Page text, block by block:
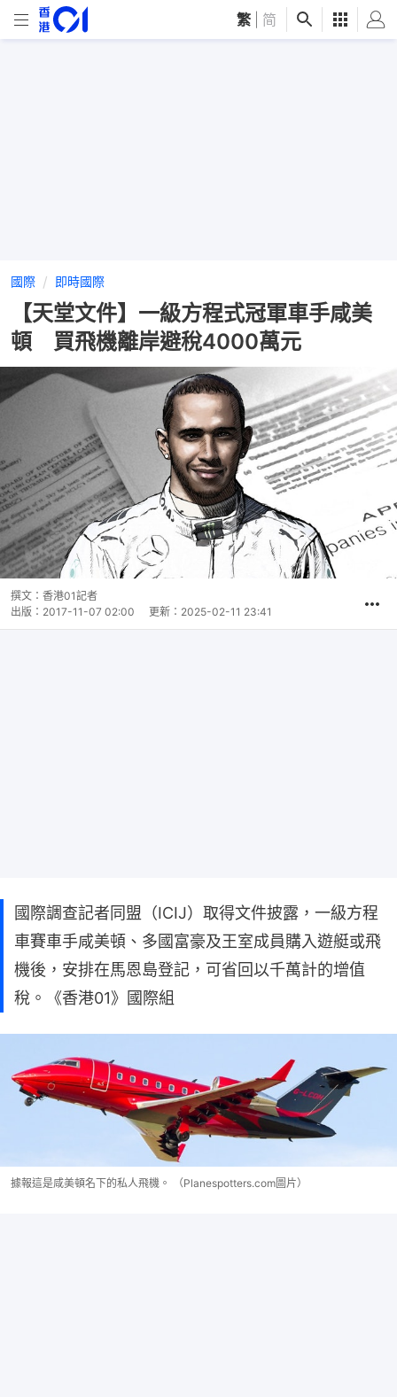
繁 简
國際 即時國際
【天堂文件】一級方程式冠軍車手咸美
頓 買飛機離岸避稅4000萬元
撰文： 香港01記者
出版： 2017-11-07 02:00 更新： 2025-02-11 23:41
國際調查記者同盟（ICIJ）取得文件披露，一級方程
車賽車手咸美頓、多國富豪及王室成員購入遊艇或飛
機後，安排在馬恩島登記，可省回以千萬計的增值
稅。《香港01》國際組
據報這是咸美頓名下的私人飛機。 （Planespotters.com圖片）